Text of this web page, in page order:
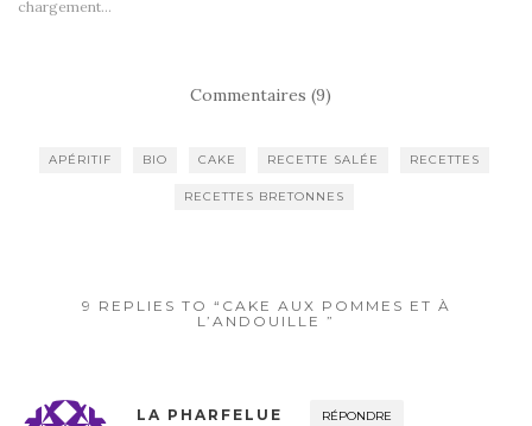
chargement…
Commentaires (9)
APÉRITIF BIO CAKE RECETTE SALÉE RECETTES
RECETTES BRETONNES
9 REPLIES TO “CAKE AUX POMMES ET À
L’ANDOUILLE ”
LA PHARFELUE RÉPONDRE